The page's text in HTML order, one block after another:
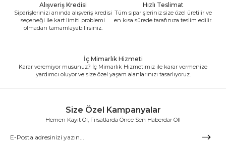
Alışveriş Kredisi
Siparişlerinizi anında alışveriş kredisi
seçeneği ile kart limiti problemi
olmadan tamamlayabilirsiniz.
Hızlı Teslimat
Tüm siparişleriniz size özel üretilir ve
en kısa sürede tarafınıza teslim edilir.
İç Mimarlık Hizmeti
Karar veremiyor musunuz? İç Mimarlık Hizmetimiz ile karar vermenize
yardımcı oluyor ve size özel yaşam alanlarınızı tasarlıyoruz.
Size Özel Kampanyalar
Hemen Kayıt Ol, Fırsatlarda Önce Sen Haberdar Ol!